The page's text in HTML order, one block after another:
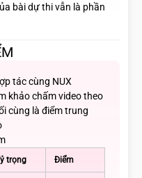
bài dự thi vẫn là phần
tác cùng NUX
khảo chấm video theo
cùng là điểm trung
trọng Điểm